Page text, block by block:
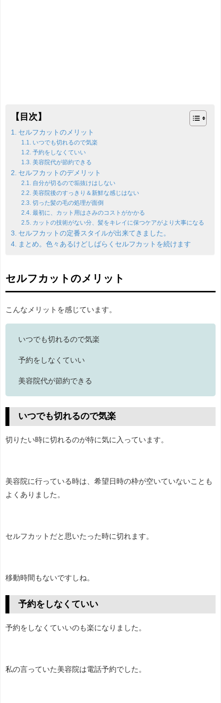
【目次】
セルフカットのメリット
いつでも切れるので気楽
予約をしなくていい
美容院代が節約できる
セルフカットのデメリット
自分が切るので垢抜けはしない
美容院後のすっきり＆新鮮な感じはない
切った髪の毛の処理が面倒
最初に、カット用はさみのコストがかかる
カットの技術がない分、髪をキレイに保つケアがより大事になる
セルフカットの定番スタイルが出来てきました。
まとめ。色々あるけどしばらくセルフカットを続けます
セルフカットのメリット
こんなメリットを感じています。
いつでも切れるので気楽
予約をしなくていい
美容院代が節約できる
いつでも切れるので気楽
切りたい時に切れるのが特に気に入っています。
美容院に行っている時は、希望日時の枠が空いていないことも
よくありました。
セルフカットだと思いたった時に切れます。
移動時間もないですしね。
予約をしなくていい
予約をしなくていいのも楽になりました。
私の言っていた美容院は電話予約でした。